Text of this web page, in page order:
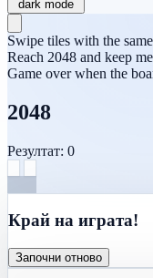
dark mode
Swipe tiles with the
Reach 2048 and keep
Game over when the
2048
Резултат: 0
Край на играта!
Започни отново